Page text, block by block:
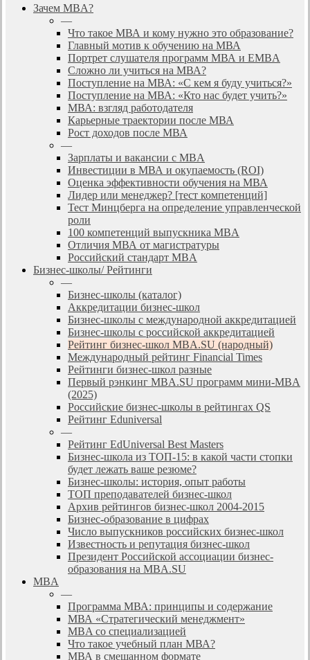
search
Menu
Зачем MBA?
—
Что такое МВА и кому нужно это образование?
Главный мотив к обучению на МВА
Портрет слушателя программ МВА и EMBA
Сложно ли учиться на МВА?
Поступление на МВА: «С кем я буду учиться?»
Поступление на МВА: «Кто нас будет учить?»
МВА: взгляд работодателя
Карьерные траектории после МВА
Рост доходов после МВА
—
Зарплаты и вакансии с MBA
Инвестиции в МВА и окупаемость (ROI)
Оценка эффективности обучения на МВА
Лидер или менеджер? [тест компетенций]
Тест Минцберга на определение управленческой
роли
100 компетенций выпускника MBA
Отличия МВА от магистратуры
Российский стандарт MBA
Бизнес-школы/ Рейтинги
—
Бизнес-школы (каталог)
Аккредитации бизнес-школ
Бизнес-школы с международной аккредитацией
Бизнес-школы с российской аккредитацией
Рейтинг бизнес-школ MBA.SU (народный)
Международный рейтинг Financial Times
Рейтинги бизнес-школ разные
Первый рэнкинг MBA.SU программ мини-MBA
(2025)
Российские бизнес-школы в рейтингах QS
Рейтинг Eduniversal
—
Рейтинг EdUniversal Best Masters
Бизнес-школа из ТОП-15: в какой части стопки
будет лежать ваше резюме?
Бизнес-школы: история, опыт работы
ТОП преподавателей бизнес-школ
Архив рейтингов бизнес-школ 2004-2015
Бизнес-образование в цифрах
Число выпускников российских бизнес-школ
Известность и репутация бизнес-школ
Президент Российской ассоциации бизнес-
образования на MBA.SU
MBA
—
Программа МВА: принципы и содержание
МВА «Cтратегический менеджмент»
MBA со специализацией
Что такое учебный план МВА?
МВА в смешанном формате